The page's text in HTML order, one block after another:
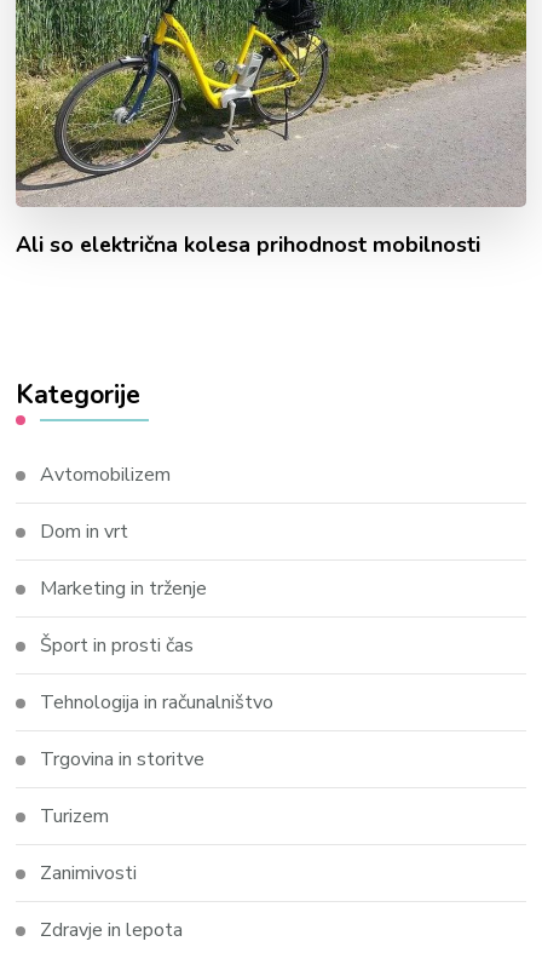
Ali so električna kolesa prihodnost mobilnosti
Kategorije
Avtomobilizem
Dom in vrt
Marketing in trženje
Šport in prosti čas
Tehnologija in računalništvo
Trgovina in storitve
Turizem
Zanimivosti
Zdravje in lepota